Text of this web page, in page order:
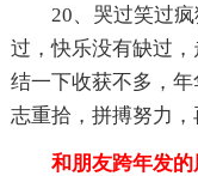
20、哭过笑过
过，快乐没有缺过
结一下收获不多，
志重拾，拼搏努力，
和朋友跨年发的